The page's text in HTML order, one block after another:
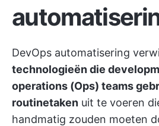
DevOps automatisering
technologieën die
operations (Ops) teams
routinetaken uit te voeren
handmatig zouden moeten